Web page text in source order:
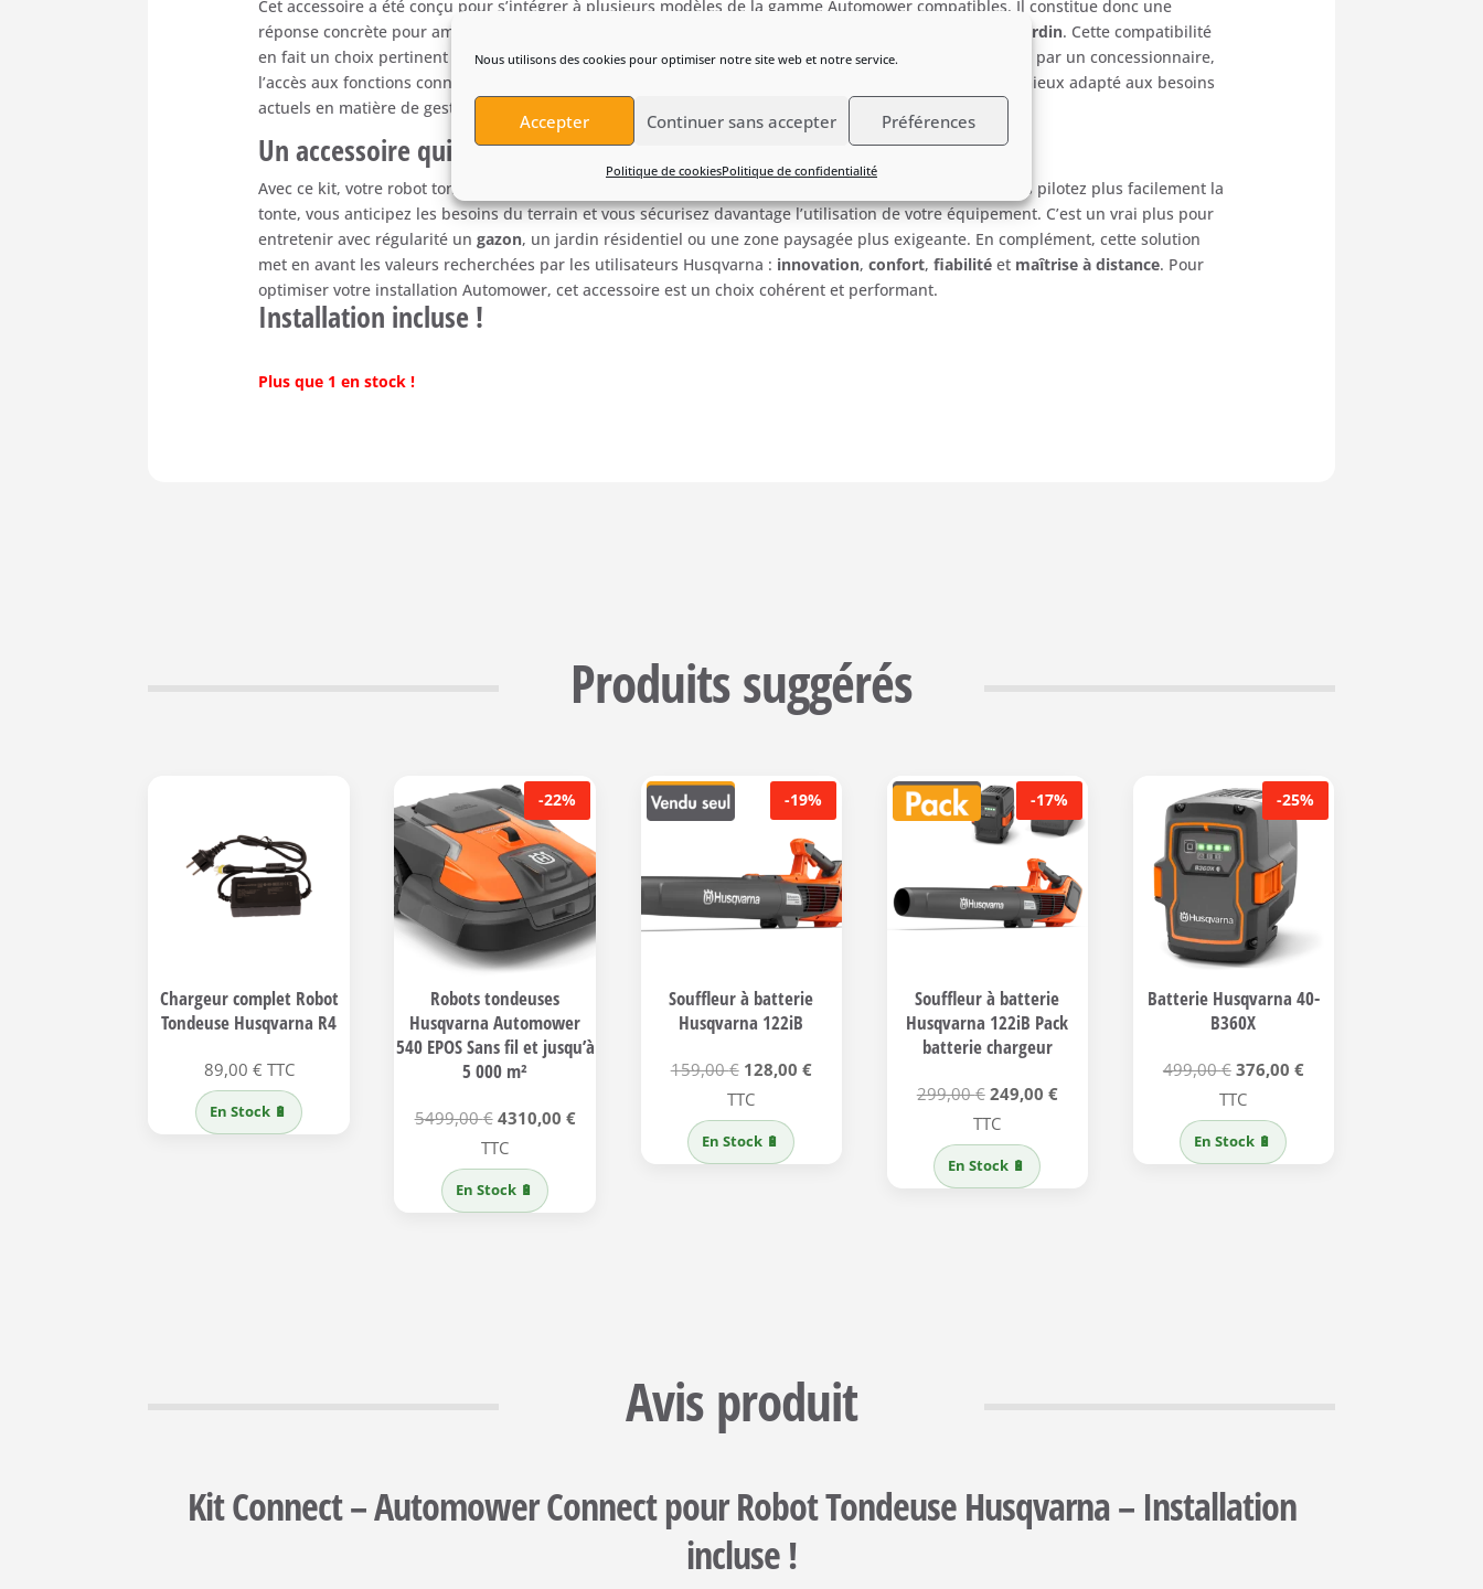
Nous utilisons des cookies pour optimiser notre site web et notre service.
Accepter Continuer sans accepter Préférences
Politique de cookiesPolitique de confidentialité
Cetaccessoireaétéconçu pours’intégrerà plusieurs modèlesde lagammeAutomowercompatibles. Ilconstituedonc une
réponseconcrète pouraméliorer jardin. Cettecompatibilité
enfait unchoix pertinent pourmoderniservotreinstallationetgagnerenconfort.Une par unconcessionnaire,
l’accèsauxfonctionsconnectées mieuxadaptéaux besoins
actuelsen matièredegestion d’espaces
Unaccessoirequi valorisevotreentretien
Avecce kit,votre robottondeuse Vous pilotez plusfacilement la
tonte,vousanticipez les besoinsduterrainetvoussécurisezdavantagel’utilisationdevotreéquipement. C’est unvrai plus pour
entreteniravec régularité ungazon, un jardin résidentielou unezone paysagée plusexigeante. Encomplément,cettesolution
metenavant lesvaleurs recherchées par les utilisateurs Husqvarna : innovation,confort,fiabilité et maîtriseàdistance. Pour
optimiservotre installationAutomower,cetaccessoireest unchoixcohérentet performant.
Installation incluse !
Plus que 1 en stock !
Produits suggérés
Chargeur complet Robot
Tondeuse Husqvarna R4
89,00 € TTC
En Stock 🔋
-22%
Robots tondeuses
Husqvarna Automower
540 EPOS Sans fil et jusqu’à
5 000 m²
5499,00€ Le
prix
initial
était :
4310,00 €Le
TTC
En Stock 🔋
-19%
Souffleur à batterie
Husqvarna 122iB
159,00€ Le
prix
initial
était :
128,00 €Le
TTC
En Stock 🔋
-17%
Souffleur à batterie
Husqvarna 122iB Pack
batterie chargeur
299,00€ Le
prix
initial
était :
249,00 €Le
TTC
En Stock 🔋
-25%
Batterie Husqvarna 40-
B360X
499,00€ Le
prix
initial
était :
376,00 €Le
TTC
En Stock 🔋
Avis produit
Kit Connect – Automower Connect pour Robot Tondeuse Husqvarna – Installation
incluse !